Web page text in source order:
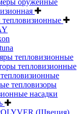
оружейные
тепловизионные
тепловизионные
тепловизоры
насадки
(Швеция)